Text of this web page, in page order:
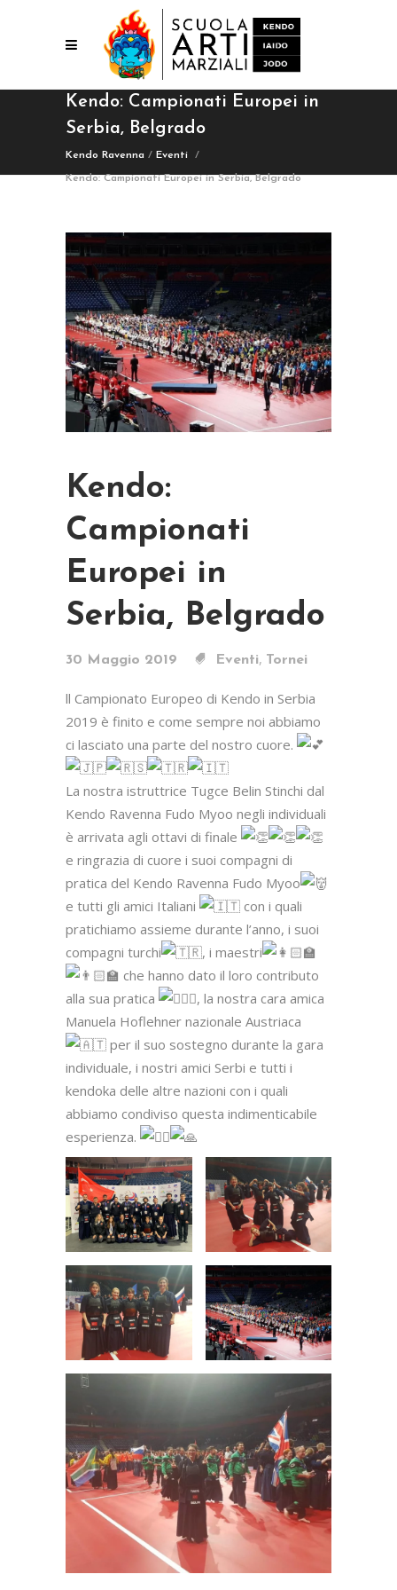
Kendo: Campionati Europei in
Serbia, Belgrado
Kendo Ravenna / Eventi /
Kendo: Campionati Europei in Serbia, Belgrado
Kendo:
Campionati
Europei in
Serbia, Belgrado
30 Maggio 2019 Eventi, Tornei
ll Campionato Europeo di Kendo in Serbia
2019 è finito e come sempre noi abbiamo
ci lasciato una parte del nostro cuore.
La nostra istruttrice Tugce Belin Stinchi dal
Kendo Ravenna Fudo Myoo negli individuali
è arrivata agli ottavi di finale
e ringrazia di cuore i suoi compagni di
pratica del Kendo Ravenna Fudo Myoo
e tutti gli amici Italiani
con i quali
pratichiamo assieme durante l’anno, i suoi
compagni turchi
, i maestri
che hanno dato il loro contributo
alla sua pratica
, la nostra cara amica
Manuela Hoflehner nazionale Austriaca
per il suo sostegno durante la gara
individuale, i nostri amici Serbi e tutti i
kendoka delle altre nazioni con i quali
abbiamo condiviso questa indimenticabile
esperienza.